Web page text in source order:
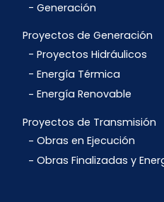
Generación
Proyectos de Generación
Proyectos Hidráulicos
Energía Térmica
Energía Renovable
Proyectos de Transmisión
Obras en Ejecución
Obras Finalizadas y